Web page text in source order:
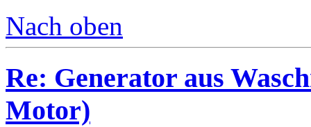
Nach oben
Re: Generator aus
Motor)